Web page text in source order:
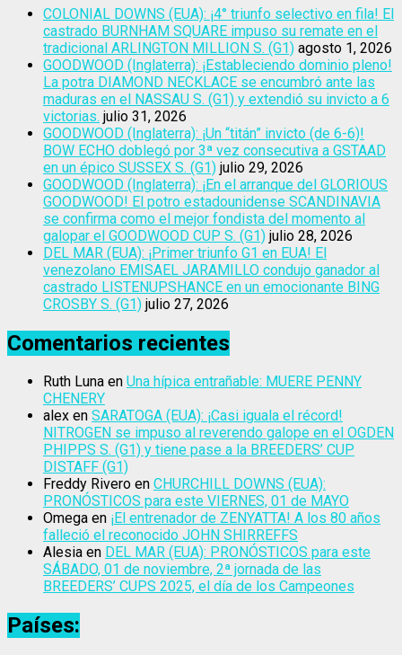
COLONIAL DOWNS (EUA): ¡4° triunfo selectivo en fila! El
castrado BURNHAM SQUARE impuso su remate en el
tradicional ARLINGTON MILLION S. (G1) agosto 1, 2026
GOODWOOD (Inglaterra): ¡Estableciendo dominio pleno!
La potra DIAMOND NECKLACE se encumbró ante las
maduras en el NASSAU S. (G1) y extendió su invicto a 6
victorias. julio 31, 2026
GOODWOOD (Inglaterra): ¡Un “titán” invicto (de 6-6)!
BOW ECHO doblegó por 3ª vez consecutiva a GSTAAD
en un épico SUSSEX S. (G1) julio 29, 2026
GOODWOOD (Inglaterra): ¡En el arranque del GLORIOUS
GOODWOOD! El potro estadounidense SCANDINAVIA
se confirma como el mejor fondista del momento al
galopar el GOODWOOD CUP S. (G1) julio 28, 2026
DEL MAR (EUA): ¡Primer triunfo G1 en EUA! El
venezolano EMISAEL JARAMILLO condujo ganador al
castrado LISTENUPSHANCE en un emocionante BING
CROSBY S. (G1) julio 27, 2026
Comentarios recientes
Ruth Luna en Una hípica entrañable: MUERE PENNY
CHENERY
alex en SARATOGA (EUA): ¡Casi iguala el récord!
NITROGEN se impuso al reverendo galope en el OGDEN
PHIPPS S. (G1) y tiene pase a la BREEDERS’ CUP
DISTAFF (G1)
Freddy Rivero en CHURCHILL DOWNS (EUA):
PRONÓSTICOS para este VIERNES, 01 de MAYO
Omega en ¡El entrenador de ZENYATTA! A los 80 años
falleció el reconocido JOHN SHIRREFFS
Alesia en DEL MAR (EUA): PRONÓSTICOS para este
SÁBADO, 01 de noviembre, 2ª jornada de las
BREEDERS’ CUPS 2025, el día de los Campeones
Países: